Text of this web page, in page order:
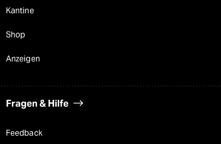
Kantine
Shop
Anzeigen
Fragen & Hilfe
Feedback